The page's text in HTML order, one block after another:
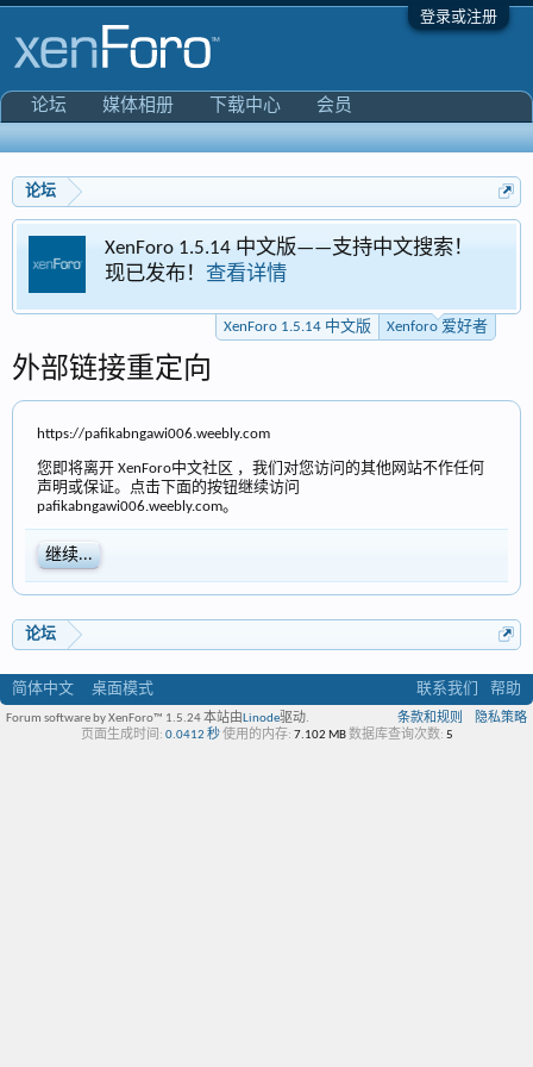
登录或注册
论坛
1.5.14 中文版——支持中文搜索！
发布！ 查看详情
XenForo 1.5.14 中文版 Xenforo 爱好者
外部链接重定向
https://pafikabngawi006.weebly.com
您即将离开 XenForo中文社区 ，我们对您访问的其他网站不作任何
声明或保证。点击下面的按钮继续访问
pafikabngawi006.weebly.com。
继续...
论坛
论坛 媒体相册 下载中心 会员
简体中文 桌面模式 联系我们 帮助
条款和规则 隐私策略
Forum software by XenForo™ 1.5.24本站由 Linode驱动.
页面生成时间: 0.0412 秒 使用的内存: 7.102 MB 数据库查询次数: 5